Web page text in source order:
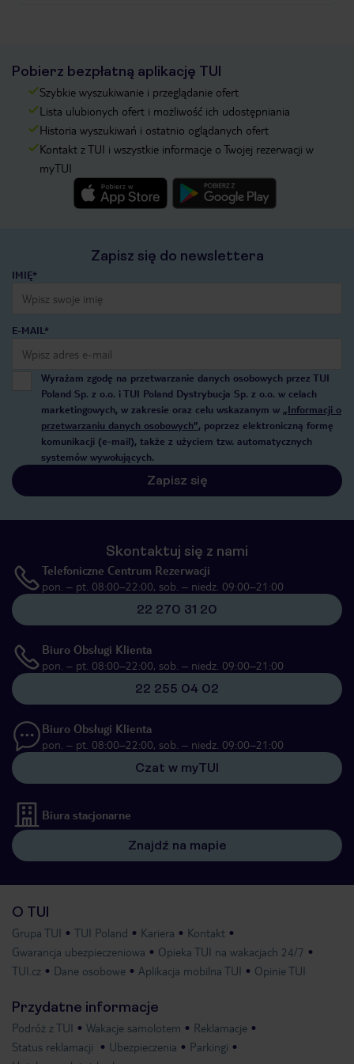
Pobierz bezpłatną aplikację TUI
Szybkie wyszukiwanie i przeglądanie ofert
Lista ulubionych ofert i możliwość ich udostępniania
Historia wyszukiwań i ostatnio oglądanych ofert
Kontakt z TUI i wszystkie informacje o Twojej rezerwacji w
myTUI
Zapisz się do newslettera
IMIĘ*
E-MAIL*
Wyrażam zgodę na przetwarzanie danych osobowych przez TUI
Poland Sp. z o.o. i TUI Poland Dystrybucja Sp. z o.o. w celach
marketingowych, w zakresie oraz celu wskazanym w „Informacji o
przetwarzaniu danych osobowych”, poprzez elektroniczną formę
komunikacji (e-mail), także z użyciem tzw. automatycznych
systemów wywołujących.
Zapisz się
Skontaktuj się z nami
Telefoniczne Centrum Rezerwacji
pon. – pt. 08:00–22:00, sob. – niedz. 09:00–21:00
22 270 31 20
Biuro Obsługi Klienta
pon. – pt. 08:00–22:00, sob. – niedz. 09:00–21:00
22 255 04 02
Biuro Obsługi Klienta
pon. – pt. 08:00–22:00, sob. – niedz. 09:00–21:00
Czat w myTUI
Biura stacjonarne
Znajdź na mapie
O TUI
Grupa TUI TUI Poland Kariera
Kontakt
Gwarancja ubezpieczeniowa
Opieka TUI na wakacjach 24/7
TUI.cz
Dane osobowe Aplikacja mobilna TUI Opinie TUI
Przydatne informacje
Podróż z TUI Wakacje samolotem
Reklamacje
Status reklamacji
Ubezpieczenia
Parkingi